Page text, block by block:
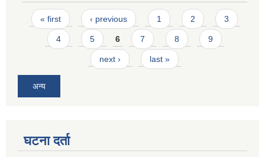
Pages
« first ‹ previous 1 2 3
4 5 6 7 8 9
next › last »
अन्य
घटना दर्ता